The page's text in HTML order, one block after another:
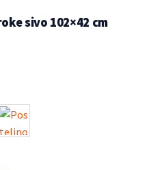
sivo 102×42 cm